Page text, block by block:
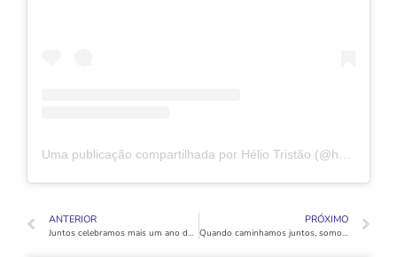
ANTERIOR
Juntos celebramos mais um ano de conquistas e dedicação!
PRÓXIMO
Quando caminhamos juntos, somos mais fortes!